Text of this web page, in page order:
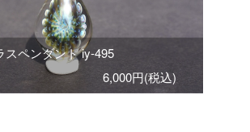
スペンダント iy-495
6,000円(税込)